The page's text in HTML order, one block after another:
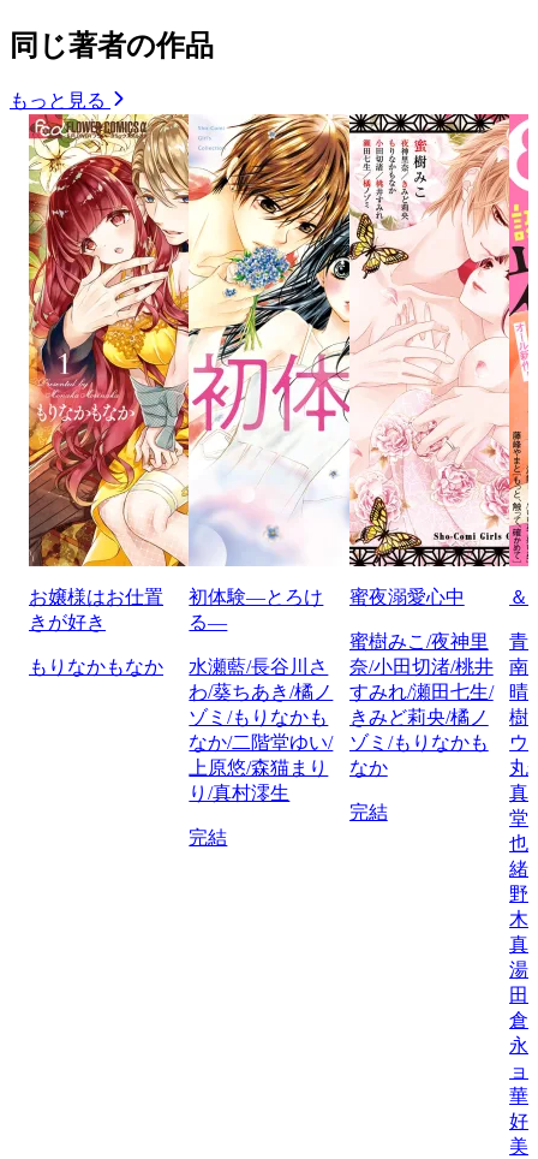
同じ著者の作品
もっと見る
お嬢様はお仕置
きが好き
もりなかもなか
初体験―とろけ
る―
水瀬藍/長谷川さ
わ/葵ちあき/橘ノ
ゾミ/もりなかも
なか/二階堂ゆい/
上原悠/森猫まり
り/真村澪生
完結
蜜夜溺愛心中
蜜樹みこ/夜神里
奈/小田切渚/桃井
すみれ/瀬田七生/
きみど莉央/橘ノ
ゾミ/もりなかも
なか
完結
＆
青
南/
晴
樹
ウ
丸
真
堂
也/
緒
野
木
真
湯
田
倉
永
ョ
華
好
美